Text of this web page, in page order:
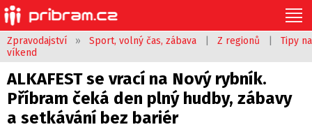
Zpravodajství » Sport, volný čas, zábava Z regionů
Tipy na
víkend
ALKAFEST se vrací na Nový rybník.
Příbram čeká den plný hudby, zábavy
a setkávání bez bariér